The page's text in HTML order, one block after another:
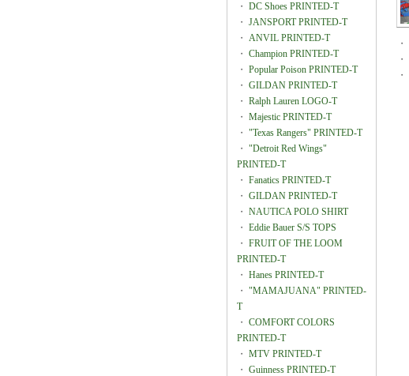
・ DC Shoes PRINTED-T
・ JANSPORT PRINTED-T
・ ANVIL PRINTED-T
・ Champion PRINTED-T
・ Popular Poison PRINTED-T
・ GILDAN PRINTED-T
・ Ralph Lauren LOGO-T
・ Majestic PRINTED-T
・ "Texas Rangers" PRINTED-T
・ "Detroit Red Wings"
PRINTED-T
・ Fanatics PRINTED-T
・ GILDAN PRINTED-T
・ NAUTICA POLO SHIRT
・ Eddie Bauer S/S TOPS
・ FRUIT OF THE LOOM
PRINTED-T
・ Hanes PRINTED-T
・ "MAMAJUANA" PRINTED-
T
・ COMFORT COLORS
PRINTED-T
・ MTV PRINTED-T
・ Guinness PRINTED-T
・
・
・